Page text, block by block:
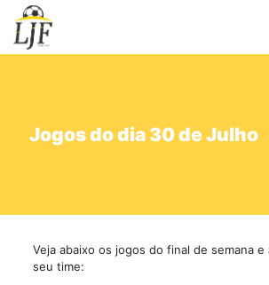
Jogos do dia 30 de Julho
Veja abaixo os jogos do final de semana e
seu time: